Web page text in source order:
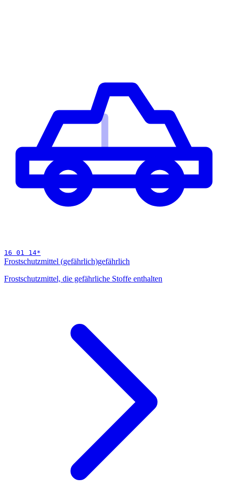
16 01 14*
Frostschutzmittel (gefährlich)gefährlich
Frostschutzmittel, die gefährliche Stoffe enthalten